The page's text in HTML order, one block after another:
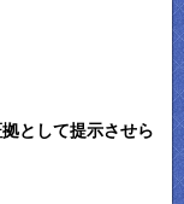
として提示させら